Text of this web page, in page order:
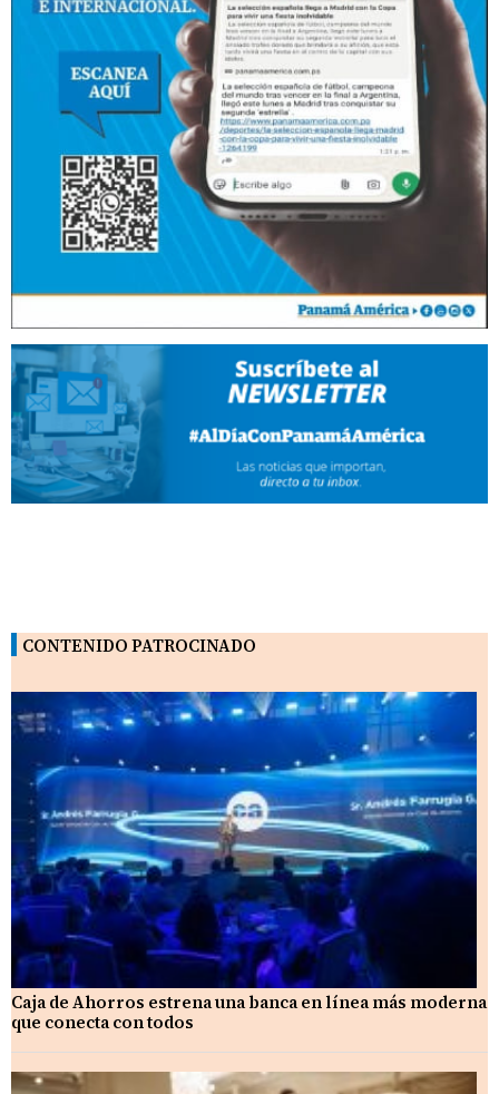
CONTENIDO PATROCINADO
Caja de Ahorros estrena una banca en línea más moderna
que conecta con todos